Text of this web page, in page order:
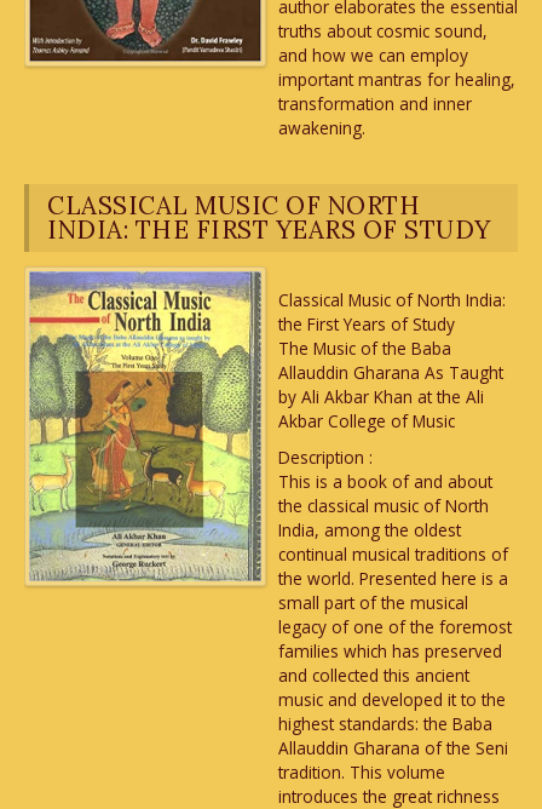
author elaborates the essential
truths about cosmic sound,
and how we can employ
important mantras for healing,
transformation and inner
awakening.
CLASSICAL MUSIC OF NORTH
INDIA: THE FIRST YEARS OF STUDY
Classical Music of North India:
the First Years of Study
The Music of the Baba
Allauddin Gharana As Taught
by Ali Akbar Khan at the Ali
Akbar College of Music
Description :
This is a book of and about
the classical music of North
India, among the oldest
continual musical traditions of
the world. Presented here is a
small part of the musical
legacy of one of the foremost
families which has preserved
and collected this ancient
music and developed it to the
highest standards: the Baba
Allauddin Gharana of the Seni
tradition. This volume
introduces the great richness